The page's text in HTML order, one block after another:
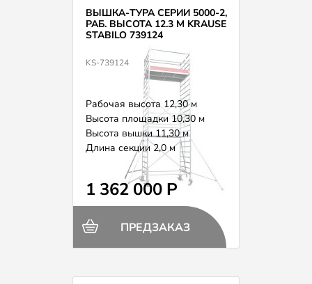
ВЫШКА-ТУРА СЕРИИ 5000-2,
РАБ. ВЫСОТА 12.3 М KRAUSE
STABILO 739124
KS-739124
Рабочая высота 12,30 м
Высота площадки 10,30 м
Высота вышки 11,30 м
Длина секции 2,0 м
Вес 335,0 кг
1 362 000 Р
ПРЕДЗАКАЗ